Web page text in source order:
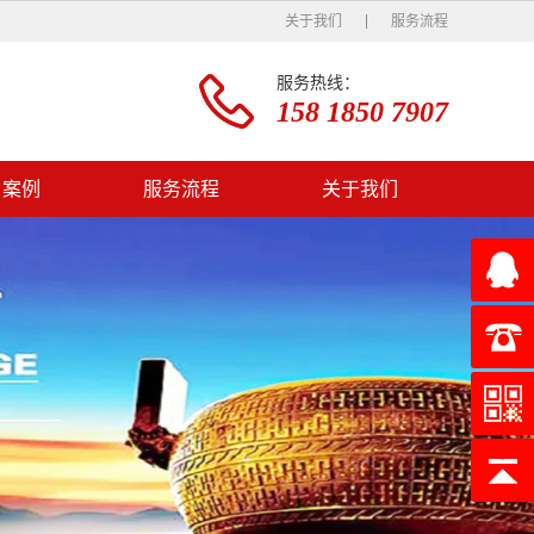
关于我们 服务流程
服务热线：
158 1850 7907
例 服务流程 关于我们